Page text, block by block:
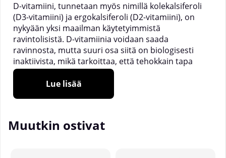
D-vitamiini, tunnetaan myös nimillä kolekalsiferoli
(D3-vitamiini) ja ergokalsiferoli (D2-vitamiini), on
nykyään yksi maailman käytetyimmistä
ravintolisistä. D-vitamiinia voidaan saada
ravinnosta, mutta suuri osa siitä on biologisesti
inaktiivista, mikä tarkoittaa, että tehokkain tapa
täyttää D-vitamiinin tarve on altistuminen auringon
ultraviolettisäteilylle (UV).
Kuitenkin auringon säteet eivät aina riitä, ja monet
tarkoittaa, että emme aina voi luottaa aurinkoon D-
Lue lisää
Muutkin ostivat